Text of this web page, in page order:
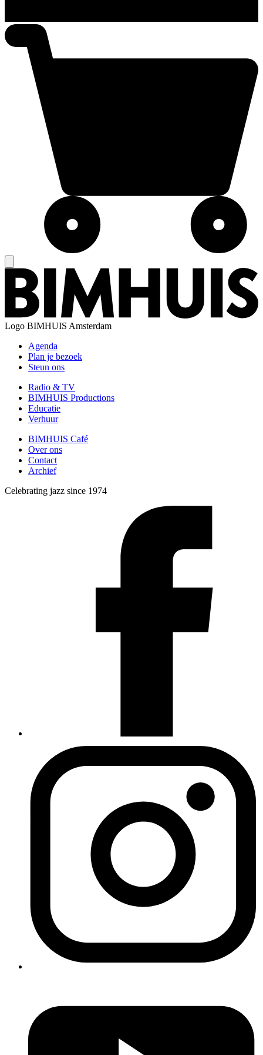
Logo BIMHUIS Amsterdam
Agenda
Plan je bezoek
Steun ons
Radio & TV
BIMHUIS Productions
Educatie
Verhuur
BIMHUIS Café
Over ons
Contact
Archief
Celebrating jazz since 1974